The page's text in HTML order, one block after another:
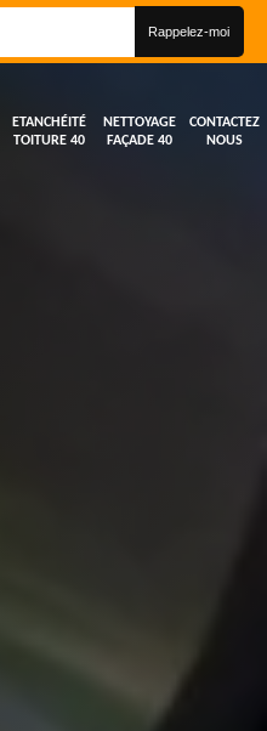
ETANCHÉITÉ
TOITURE 40
NETTOYAGE
FAÇADE 40
CONTACTEZ
NOUS